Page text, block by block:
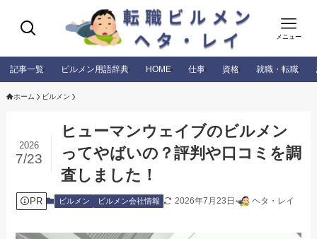
メニュー
記事一覧 ビルメン用語辞典 HOME 仕事 資格 就職・転職
ホーム ビルメン
ヒューマンウェイブのビルメン
ってやばいの？評判や口コミを調
査しました！
2026
7/23
PR ビルメン ビルメン会社情報 2026年7月23日 ヘタ・レイ